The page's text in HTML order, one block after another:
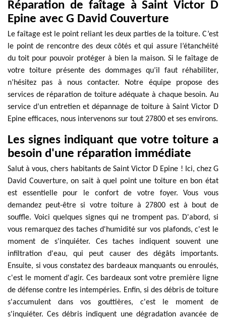
Réparation de faîtage à Saint Victor D
Epine avec G David Couverture
Le faîtage est le point reliant les deux parties de la toiture. C’est
le point de rencontre des deux côtés et qui assure l’étanchéité
du toit pour pouvoir protéger à bien la maison. Si le faîtage de
votre toiture présente des dommages qu’il faut réhabiliter,
n’hésitez pas à nous contacter. Notre équipe propose des
services de réparation de toiture adéquate à chaque besoin. Au
service d’un entretien et dépannage de toiture à Saint Victor D
Epine efficaces, nous intervenons sur tout 27800 et ses environs.
Les signes indiquant que votre toiture a
besoin d'une réparation immédiate
Salut à vous, chers habitants de Saint Victor D Epine ! Ici, chez G
David Couverture, on sait à quel point une toiture en bon état
est essentielle pour le confort de votre foyer. Vous vous
demandez peut-être si votre toiture à 27800 est à bout de
souffle. Voici quelques signes qui ne trompent pas. D'abord, si
vous remarquez des taches d'humidité sur vos plafonds, c'est le
moment de s'inquiéter. Ces taches indiquent souvent une
infiltration d'eau, qui peut causer des dégâts importants.
Ensuite, si vous constatez des bardeaux manquants ou enroulés,
c'est le moment d'agir. Ces bardeaux sont votre première ligne
de défense contre les intempéries. Enfin, si des débris de toiture
s'accumulent dans vos gouttières, c'est le moment de
s'inquiéter. Ces débris indiquent une dégradation avancée de